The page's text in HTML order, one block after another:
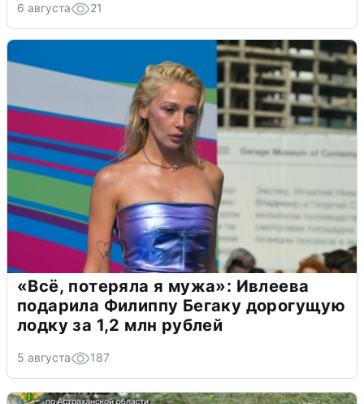
6 августа 21
«Всё, потеряла я мужа»: Ивлеева
подарила Филиппу Бегаку дорогущую
лодку за 1,2 млн рублей
5 августа 187